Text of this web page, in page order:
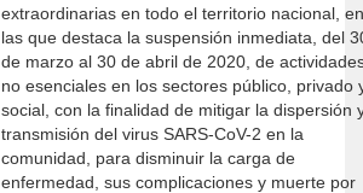
extraordinarias en todo el territorio nacional,
las que destaca la suspensión inmediata, del
de marzo al 30 de abril de 2020, de
no esenciales en los sectores público, privado
social, con la finalidad de mitigar la dispersión
transmisión del virus SARS-CoV-2 en la
comunidad, para disminuir la carga de
enfermedad, sus complicaciones y muerte por